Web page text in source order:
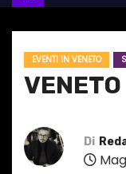
EVENTI IN VENETO
Di